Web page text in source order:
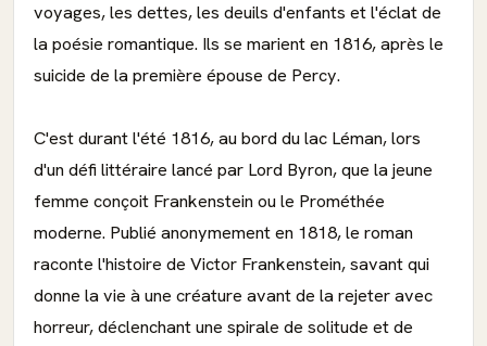
voyages, les dettes, les deuils d'enfants et l'éclat de
la poésie romantique. Ils se marient en 1816, après le
suicide de la première épouse de Percy.
C'est durant l'été 1816, au bord du lac Léman, lors
d'un défi littéraire lancé par Lord Byron, que la jeune
femme conçoit Frankenstein ou le Prométhée
moderne. Publié anonymement en 1818, le roman
raconte l'histoire de Victor Frankenstein, savant qui
donne la vie à une créature avant de la rejeter avec
horreur, déclenchant une spirale de solitude et de